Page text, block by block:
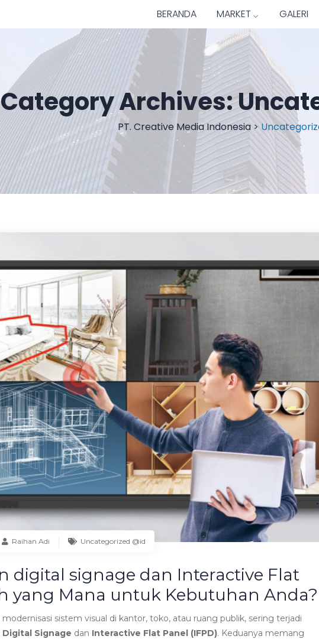
BERANDA MARKET GALERI
Category Archives:
PT. Creative Media Indonesia>
Raihan Adi Uncategorized @id
digital signage dan Interactive Flat
yang Mana untuk Kebutuhan Anda?
sistem visual di kantor, toko, atau ruang publik, sering terjadi
Digital Signage dan Interactive Flat Panel (IFPD). Keduanya memang